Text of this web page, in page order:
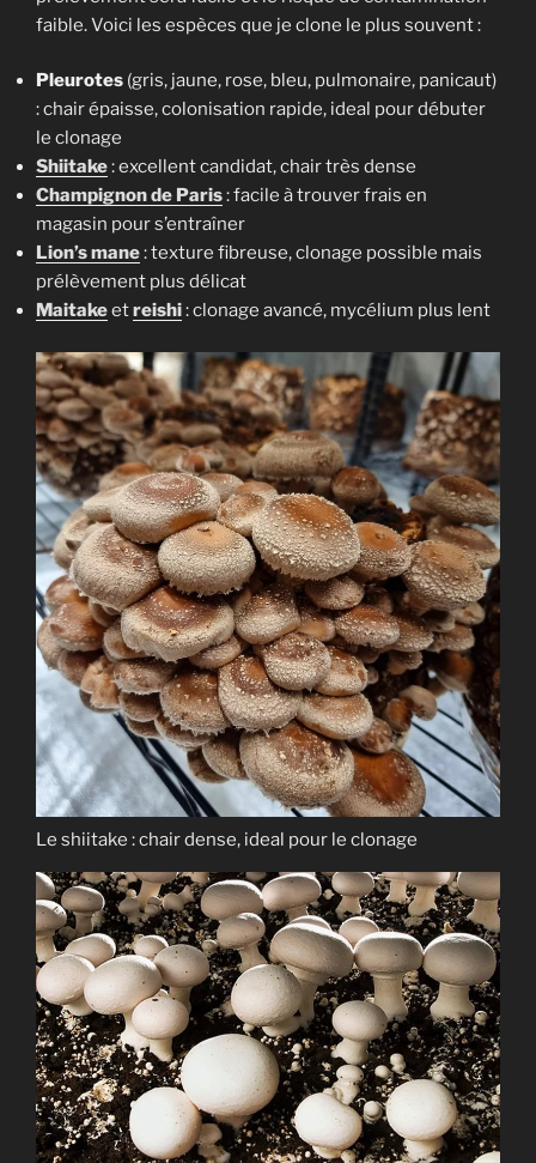
faible. Voici les espèces que je clone le plus souvent :
Pleurotes (gris, jaune, rose, bleu, pulmonaire, panicaut)
: chair épaisse, colonisation rapide, ideal pour débuter
le clonage
Shiitake: excellent candidat, chair très dense
Champignon de Paris: facile à trouver frais en
magasin pour s’entraîner
Lion’s mane: texture fibreuse, clonage possible mais
prélèvement plus délicat
Maitakeetreishi: clonage avancé, mycélium plus lent
Le shiitake : chair dense, ideal pour le clonage